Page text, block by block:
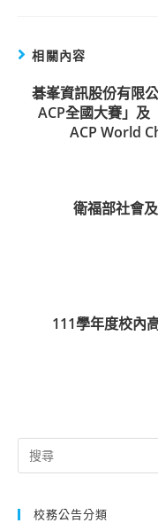
相關內容
碁峯資訊股份有限
ACP全國大賽」
ACP World
衛福部社會
111學年度校內
Search
for:
校務公告分類